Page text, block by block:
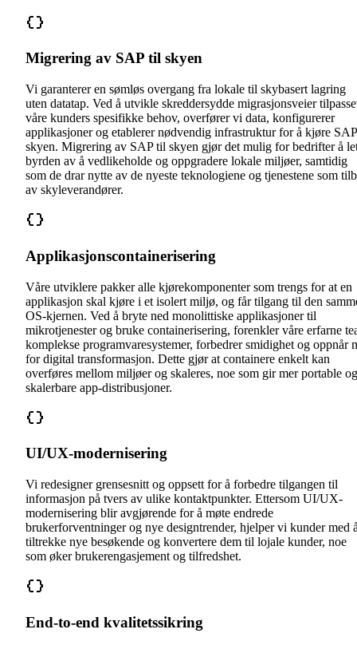
Migrering av SAP til skyen
Vi garanterer en sømløs overgang fra lokale til skybasert lagring
uten datatap. Ved å utvikle skreddersydde migrasjonsveier
våre kunders spesifikke behov, overfører vi data, konfigurerer
applikasjoner og etablerer nødvendig infrastruktur for å kjøre
skyen. Migrering av SAP til skyen gjør det mulig for bedrifter å
byrden av å vedlikeholde og oppgradere lokale miljøer, samtidig
som de drar nytte av de nyeste teknologiene og tjenestene som
av skyleverandører.
Applikasjonscontainerisering
Våre utviklere pakker alle kjørekomponenter som trengs for at en
applikasjon skal kjøre i et isolert miljø, og får tilgang til den
OS-kjernen. Ved å bryte ned monolittiske applikasjoner til
mikrotjenester og bruke containerisering, forenkler våre erfarne
komplekse programvaresystemer, forbedrer smidighet og oppnår
for digital transformasjon. Dette gjør at containere enkelt kan
overføres mellom miljøer og skaleres, noe som gir mer portable og
skalerbare app-distribusjoner.
UI/UX-modernisering
Vi redesigner grensesnitt og oppsett for å forbedre tilgangen til
informasjon på tvers av ulike kontaktpunkter. Ettersom UI/UX-
modernisering blir avgjørende for å møte endrede
brukerforventninger og nye designtrender, hjelper vi kunder med
tiltrekke nye besøkende og konvertere dem til lojale kunder, noe
som øker brukerengasjement og tilfredshet.
End-to-end kvalitetssikring